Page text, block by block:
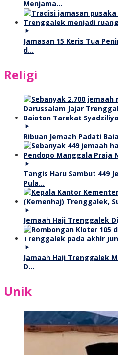
Menjama…
Jamasan 15 Keris Tua
d…
Religi
Ribuan Jemaah Padati
Tangis Haru Sambut 449
Pula…
Jemaah Haji Trenggalek
Jamaah Haji Trenggalek
D…
Unik